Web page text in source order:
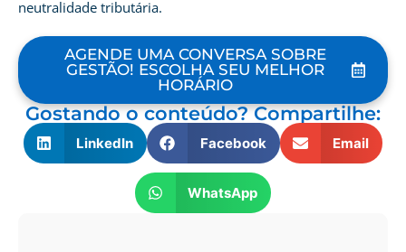
neutralidade tributária.
AGENDE UMA CONVERSA SOBRE
GESTÃO! ESCOLHA SEU MELHOR
HORÁRIO
Gostando o conteúdo? Compartilhe:
LinkedIn Facebook Email
WhatsApp